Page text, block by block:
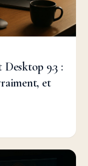
Desktop 9.3 :
et